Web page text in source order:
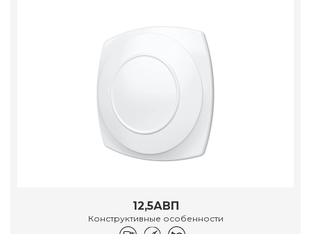
12,5АВП
Конструктивные особенности